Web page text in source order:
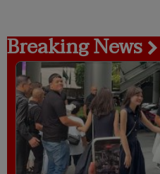
Breaking News